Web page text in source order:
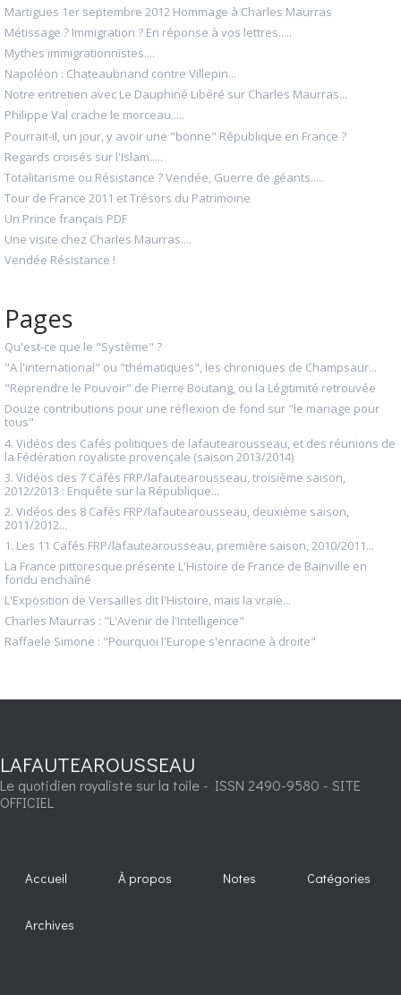
Martigues 1er septembre 2012 Hommage à Charles Maurras
Métissage ? Immigration ? En réponse à vos lettres.....
Mythes immigrationnistes....
Napoléon : Chateaubriand contre Villepin...
Notre entretien avec Le Dauphiné Libéré sur Charles Maurras...
Philippe Val crache le morceau.....
Pourrait-il, un jour, y avoir une "bonne" République en France ?
Regards croisés sur l'Islam.....
Totalitarisme ou Résistance ? Vendée, Guerre de géants.....
Tour de France 2011 et Trésors du Patrimoine
Un Prince français PDF
Une visite chez Charles Maurras....
Vendée Résistance !
Pages
Qu'est-ce que le "Système" ?
"A l'international" ou "thématiques", les chroniques de Champsaur...
"Reprendre le Pouvoir" de Pierre Boutang, ou la Légitimité retrouvée
Douze contributions pour une réflexion de fond sur "le mariage pour
tous"
4. Vidéos des Cafés politiques de lafautearousseau, et des réunions de
la Fédération royaliste provençale (saison 2013/2014)
3. Vidéos des 7 Cafés FRP/lafautearousseau, troisième saison,
2012/2013 : Enquête sur la République...
2. Vidéos des 8 Cafés FRP/lafautearousseau, deuxième saison,
2011/2012...
1. Les 11 Cafés FRP/lafautearousseau, première saison, 2010/2011...
La France pittoresque présente L'Histoire de France de Bainville en
fondu enchaîné
L'Exposition de Versailles dit l'Histoire, mais la vraie...
Charles Maurras : "L'Avenir de l'Intelligence"
Raffaele Simone : "Pourquoi l'Europe s'enracine à droite"
LAFAUTEAROUSSEAU
Le quotidien royaliste sur la toile - ISSN 2490-9580 - SITE
OFFICIEL
Accueil À propos Notes Catégories
Archives